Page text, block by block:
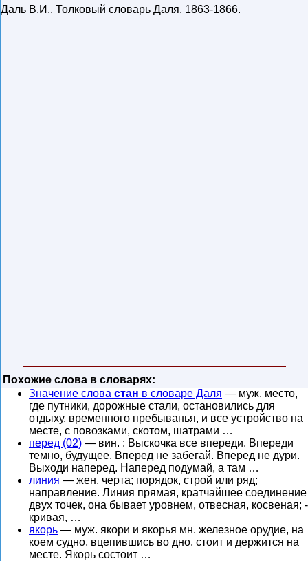
Даль В.И.. Толковый словарь Даля, 1863-1866.
Похожие слова в словарях:
Значение слова стан в словаре Даля — муж. место,
где путники, дорожные стали, остановились для
отдыху, временного пребыванья, и все устройство на
месте, с повозками, скотом, шатрами …
перед (02) — вин. : Выскочка все впереди. Впереди
темно, будущее. Вперед не забегай. Вперед не дури.
Выходи наперед. Наперед подумай, а там …
линия — жен. черта; порядок, строй или ряд;
направление. Линия прямая, кратчайшее соединение
двух точек, она бывает уровнем, отвесная, косвеная; -
кривая, …
якорь — муж. якори и якорья мн. железное орудие, на
коем судно, вцепившись во дно, стоит и держится на
месте. Якорь состоит …